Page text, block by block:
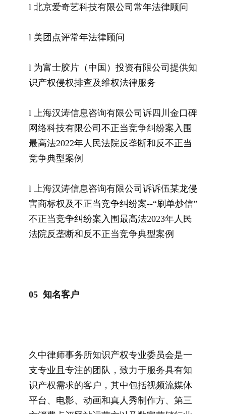
l 北京爱奇艺科技有限公司常年法律顾问
l 美团点评常年法律顾问
l 为富士胶片（中国）投资有限公司提供知
识产权侵权排查及维权法律服务
l 上海汉涛信息咨询有限公司诉四川金口碑
网络科技有限公司不正当竞争纠纷案入围
最高法2022年人民法院反垄断和反不正当
竞争典型案例
l 上海汉涛信息咨询有限公司诉诉伍某龙侵
害商标权及不正当竞争纠纷案--“刷单炒信”
不正当竞争纠纷案入围最高法2023年人民
法院反垄断和反不正当竞争典型案例
05 知名客户
久中律师事务所知识产权专业委员会是一
支专业且专注的团队，致力于服务具有知
识产权需求的客户，其中包括视频流媒体
平台、电影、动画和真人秀制作方、第三